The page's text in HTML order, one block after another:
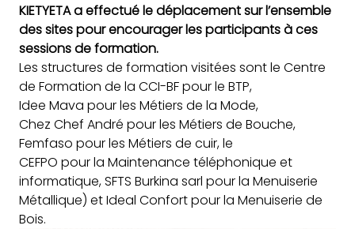
KIETYETA a effectué le déplacement sur l’ensemble
des sites pour encourager les participants à ces
sessions de formation.
Les structures de formation visitées sont le Centre
de Formation de la CCI-BF pour le BTP,
Idee Mava pour les Métiers de la Mode,
Chez Chef André pour les Métiers de Bouche,
Femfaso pour les Métiers de cuir, le
CEFPO pour la Maintenance téléphonique et
informatique, SFTS Burkina sarl pour la Menuiserie
Métallique) et Ideal Confort pour la Menuiserie de
Bois.